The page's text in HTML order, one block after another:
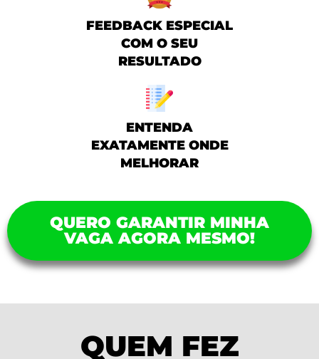
FEEDBACK ESPECIAL
COM O SEU
RESULTADO
ENTENDA
EXATAMENTE ONDE
MELHORAR
QUERO GARANTIR MINHA
VAGA AGORA MESMO!
QUEM FEZ